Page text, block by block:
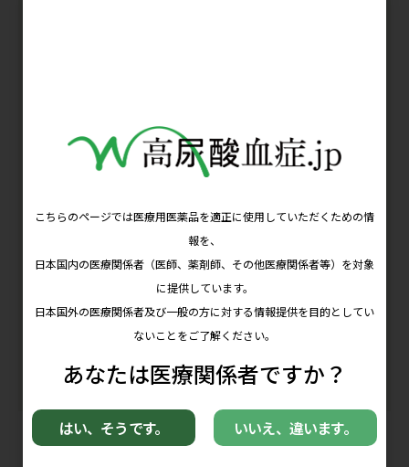
いますが、高血圧などの生活習慣病のリスクマーカーとしたときに
は、女性ではより低い値から、生活指導を行うことが勧められま
事療法、運動療法、減量があります。食事療法としては、食塩制
限：1日6g未満、野菜・果物の積極的摂取、コレステロールや飽和
脂肪酸の摂取を控えることが勧められています。運動療法では、心
心に、1日30分以上の実施が勧められています。減量では、BMI 25
未満が目標になっており、4～5 kg の減量で血圧が下がることが確か
成するのに役立ちます。また野菜が中心で、オリーブオイルを使っ
て不飽和脂肪酸を摂取する工夫がされています。